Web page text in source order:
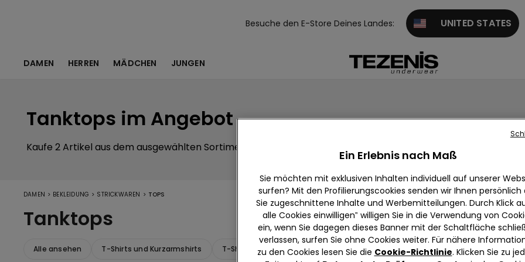
Besuche den E-Store Deines Landes: UNITED STATES
DAMEN HERREN MÄDCHEN JUNGEN
Tanktops im Angebot
Kaufe 2 Artikel aus dem ausgewählten Sortiment, und bezahle nur 12,99€.
DAMEN > BEKLEIDUNG > STRICKWAREN > TOPS
Tanktops
Alle ansehen T-Shirts und Kurzarmshirts T-Shirts und Tops mit BH Tanktops Crop Tops und Tops Shirts und
Ein Erlebnis nach Maß
Sie möchten mit exklusiven Inhalten individuell auf unserer
surfen? Mit den Profilierungscookies senden wir Ihnen persönlich
Sie zugeschnittene Inhalte und Werbemitteilungen. Durch Klick
alle Cookies einwilligen‟ willigen Sie in die Verwendung von
ein, wenn Sie dagegen dieses Banner mit der Schaltfläche
verlassen, surfen Sie ohne Cookies weiter. Für nähere
zu den Cookies lesen Sie die Cookie-Richtlinie. Klicken Sie zu